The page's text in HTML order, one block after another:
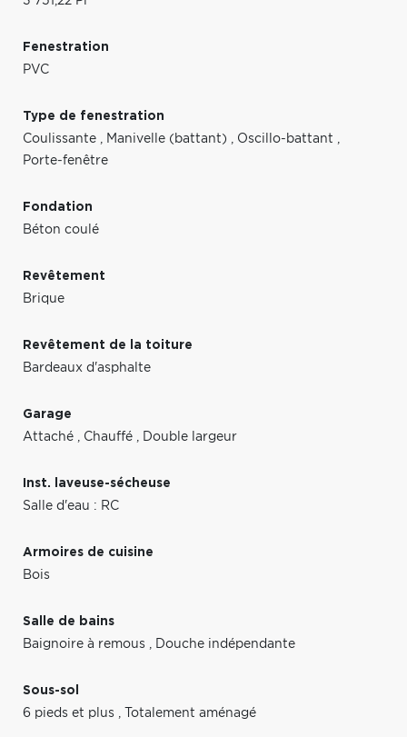
Fenestration
PVC
Type de fenestration
Coulissante , Manivelle (battant) , Oscillo-battant ,
Porte-fenêtre
Fondation
Béton coulé
Revêtement
Brique
Revêtement de la toiture
Bardeaux d'asphalte
Garage
Attaché , Chauffé , Double largeur
Inst. laveuse-sécheuse
Salle d'eau : RC
Armoires de cuisine
Bois
Salle de bains
Baignoire à remous , Douche indépendante
Sous-sol
6 pieds et plus , Totalement aménagé